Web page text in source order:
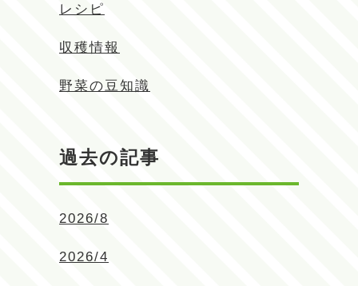
レシピ
収穫情報
野菜の豆知識
過去の記事
2026/8
2026/4